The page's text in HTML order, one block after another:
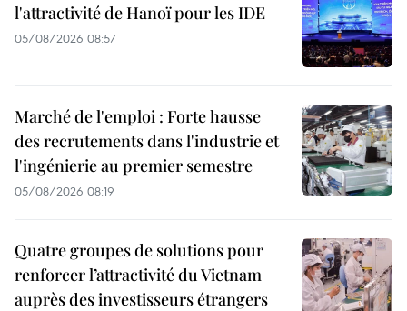
l'attractivité de Hanoï pour les IDE
05/08/2026 08:57
Marché de l'emploi : Forte hausse
des recrutements dans l'industrie et
l'ingénierie au premier semestre
05/08/2026 08:19
Quatre groupes de solutions pour
renforcer l’attractivité du Vietnam
auprès des investisseurs étrangers